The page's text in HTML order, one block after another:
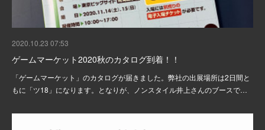
2020.10.23 07:53
ゲームマーケット2020秋のカタログ到着！！
「ゲームマーケット」のカタログが届きました。弊社の出展場所は2日間と
もに「ツ18」になります。となりが、ノンスタイル井上さんのブースで…